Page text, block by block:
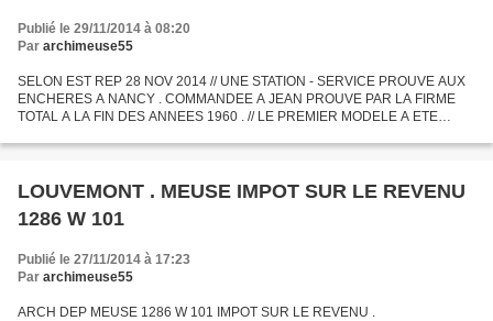
Publié le 29/11/2014 à 08:20
Par archimeuse55
SELON EST REP 28 NOV 2014 // UNE STATION - SERVICE PROUVE AUX
ENCHERES A NANCY . COMMANDEE A JEAN PROUVE PAR LA FIRME
TOTAL A LA FIN DES ANNEES 1960 . // LE PREMIER MODELE A ETE
LOUVEMONT . MEUSE IMPOT SUR LE REVENU
1286 W 101
Publié le 27/11/2014 à 17:23
Par archimeuse55
ARCH DEP MEUSE 1286 W 101 IMPOT SUR LE REVENU .